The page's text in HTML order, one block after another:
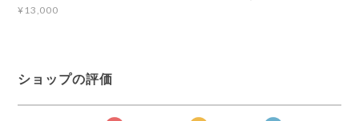
¥13,000
ショップの評価